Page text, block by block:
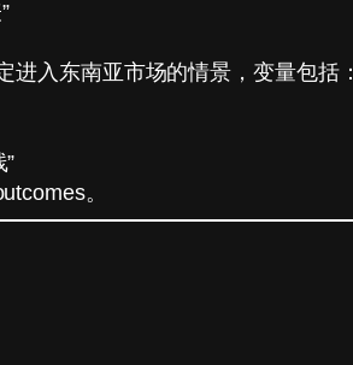
进入东南亚市场的情景，变量包括：
。